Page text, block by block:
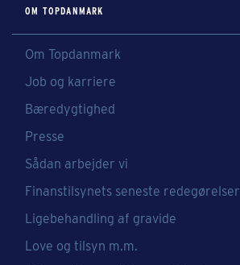
OM TOPDANMARK
Om Topdanmark
Job og karriere
Bæredygtighed
Presse
Sådan arbejder vi
Finanstilsynets seneste redegørelser
Ligebehandling af gravide
Love og tilsyn m.m.